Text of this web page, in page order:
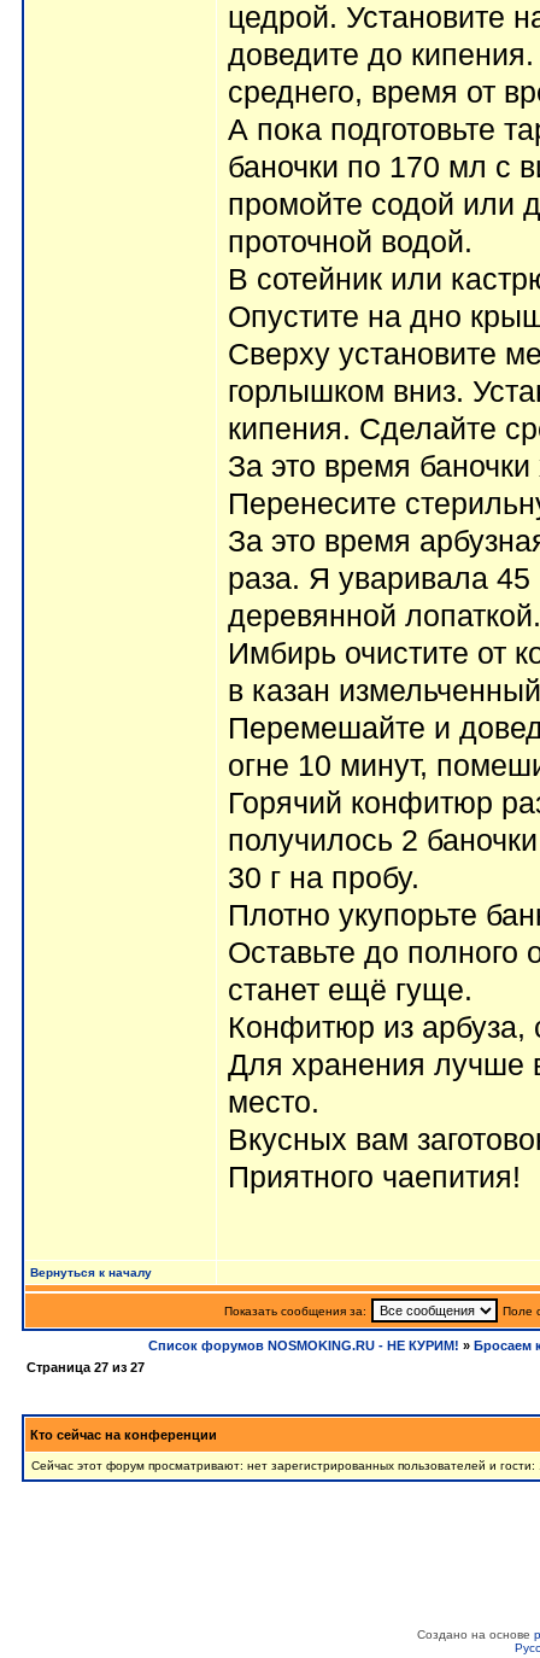
цедрой. Установите
доведите до
среднего, время от
А пока подготовьте
баночки по 170 мл с
промойте содой или
проточной водой.
В сотейник или
Опустите на дно
Сверху установите
горлышком вниз.
кипения. Сделайте
За это время
Перенесите
За это время
раза. Я уваривала
деревянной лопаткой.
Имбирь очистите от
в казан
Перемешайте и
огне 10 минут,
Горячий конфитюр
получилось 2
30 г на пробу.
Плотно укупорьте
Оставьте до
станет ещё гуще.
Конфитюр из арбуза,
Для хранения лучше
место.
Вкусных вам
Приятного чаепития!
Вернуться к началу
Показать сообщения за: Поле
Список форумов NOSMOKING.RU - НЕ КУРИМ! » Бросаем
Страница 27 из 27
Кто сейчас на конференции
Сейчас этот форум просматривают: нет зарегистрированных пользователей и гости:
Создано на основе